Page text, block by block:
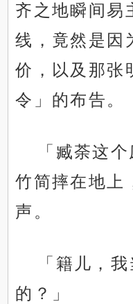
齐之地瞬间易
线，竟然是因
价，以及那张
令」的布告。
「臧荼这
竹简摔在地上
声。
「籍儿，
的？」